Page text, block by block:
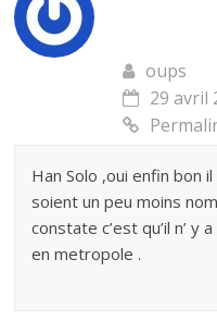
oups
29 avril
Han Solo ,oui enfin bon
soient un peu moins
constate c’est qu’il n’ y
en metropole .